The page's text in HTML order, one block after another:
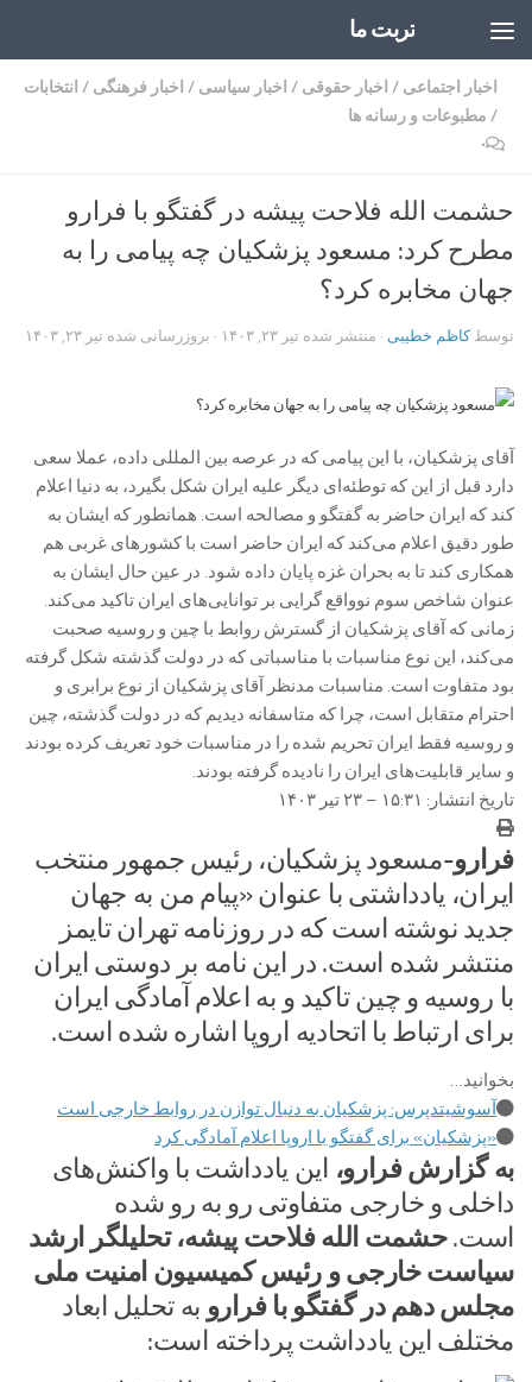
تربت ما
اخبار اجتماعی / اخبار حقوقی / اخبار سیاسی / اخبار فرهنگی / انتخابات
/ مطبوعات و رسانه ها
۰
حشمت الله فلاحت پیشه در گفتگو با فرارو
مطرح کرد: مسعود پزشکیان چه پیامی را به
جهان مخابره کرد؟
توسطکاظم خطیبی · منتشر شده تیر ۲۳, ۱۴۰۳ · بروزرسانی شده تیر ۲۳, ۱۴۰۳
آقای پزشکیان، با این پیامی که در عرصه بین المللی داده، عملا سعی
دارد قبل از این که توطئه‌ای دیگر علیه ایران شکل بگیرد، به دنیا اعلام
کند که ایران حاضر به گفتگو و مصالحه است. همانطور که ایشان به
طور دقیق اعلام می‌کند که ایران حاضر است با کشور‌های غربی هم
همکاری کند تا به بحران غزه پایان داده شود. در عین حال ایشان به
عنوان شاخص سوم نوواقع گرایی بر توانایی‌های ایران تاکید می‌کند.
زمانی که آقای پزشکیان از گسترش روابط با چین و روسیه صحبت
می‌کند، این نوع مناسبات با مناسباتی که در دولت گذشته شکل گرفته
بود متفاوت است. مناسبات مدنظر آقای پزشکیان از نوع برابری و
احترام متقابل است، چرا که متاسفانه دیدیم که در دولت گذشته، چین
و روسیه فقط ایران تحریم شده را در مناسبات خود تعریف کرده بودند
و سایر قابلیت‌های ایران را نادیده گرفته بودند.
تاریخ انتشار: ۱۵:۳۱ – ۲۳ تیر ۱۴۰۳
فرارو-مسعود پزشکیان، رئیس جمهور منتخب
ایران، یادداشتی با عنوان «پیام من به جهان
جدید نوشته است که در روزنامه تهران تایمز
منتشر شده است. در این نامه بر دوستی ایران
با روسیه و چین تاکید و به اعلام آمادگی ایران
برای ارتباط با اتحادیه اروپا اشاره شده است.
بخوانید…
آسوشیتدپرس: پزشکیان به دنبال توازن در روابط خارجی است
«پزشکیان» برای گفتگو با اروپا اعلام آمادگی کرد
به گزارش فرارو، این یادداشت با واکنش‌های
داخلی و خارجی متفاوتی رو به رو شده
است.حشمت الله فلاحت پیشه، تحلیلگر ارشد
سیاست خارجی و رئیس کمیسیون امنیت ملی
مجلس دهم در گفتگو با فرارو به تحلیل ابعاد
مختلف این یادداشت پرداخته است: